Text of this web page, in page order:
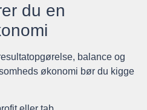
du en
balance og
økonomi bør du kigge